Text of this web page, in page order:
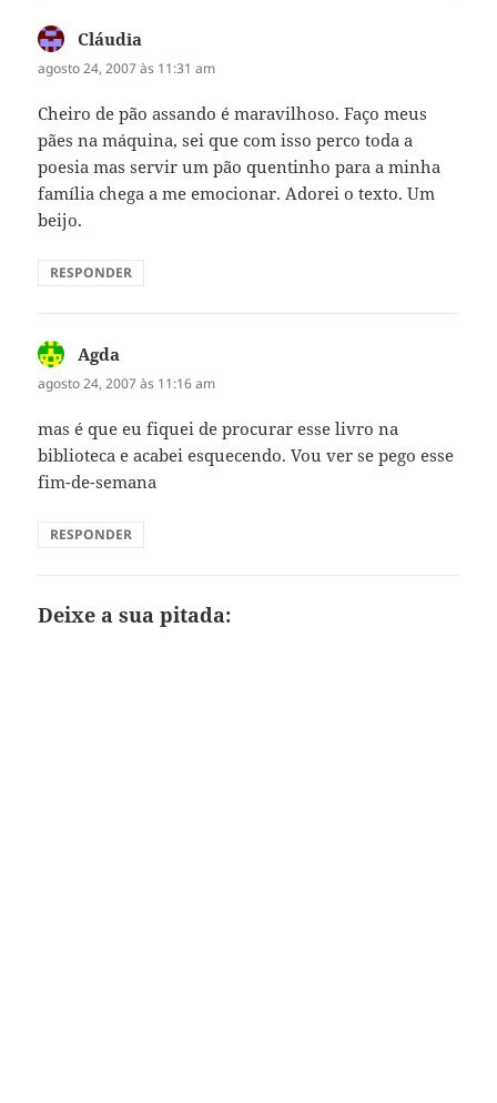
Cláudia
agosto 24, 2007 às 11:31 am
Cheiro de pão assando é maravilhoso. Faço meus
pães na máquina, sei que com isso perco toda a
poesia mas servir um pão quentinho para a minha
família chega a me emocionar. Adorei o texto. Um
beijo.
RESPONDER
Agda
agosto 24, 2007 às 11:16 am
mas é que eu fiquei de procurar esse livro na
biblioteca e acabei esquecendo. Vou ver se pego esse
fim-de-semana
RESPONDER
Deixe a sua pitada: